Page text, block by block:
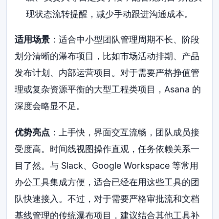
现状态流转提醒，减少手动跟进沟通成本。
适用场景 ：适合中小型团队管理周期不长、阶段
划分清晰的瀑布项目，比如市场活动排期、产品
发布计划、内部运营项目。对于需要严格挣值管
理或复杂资源平衡的大型工程类项目，Asana 的
深度会略显不足。
优势亮点 ：上手快，界面交互流畅，团队成员接
受度高。时间线视图操作直观，任务依赖关系一
目了然。与 Slack、Google Workspace 等常用
办公工具集成方便，适合已经在用这些工具的团
队快速接入。不过，对于需要严格审批流和文档
基线管理的传统瀑布项目，建议结合其他工具补